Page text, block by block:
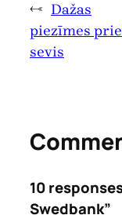
← Dažas
piezīmes
sevis
10
Swedbank”